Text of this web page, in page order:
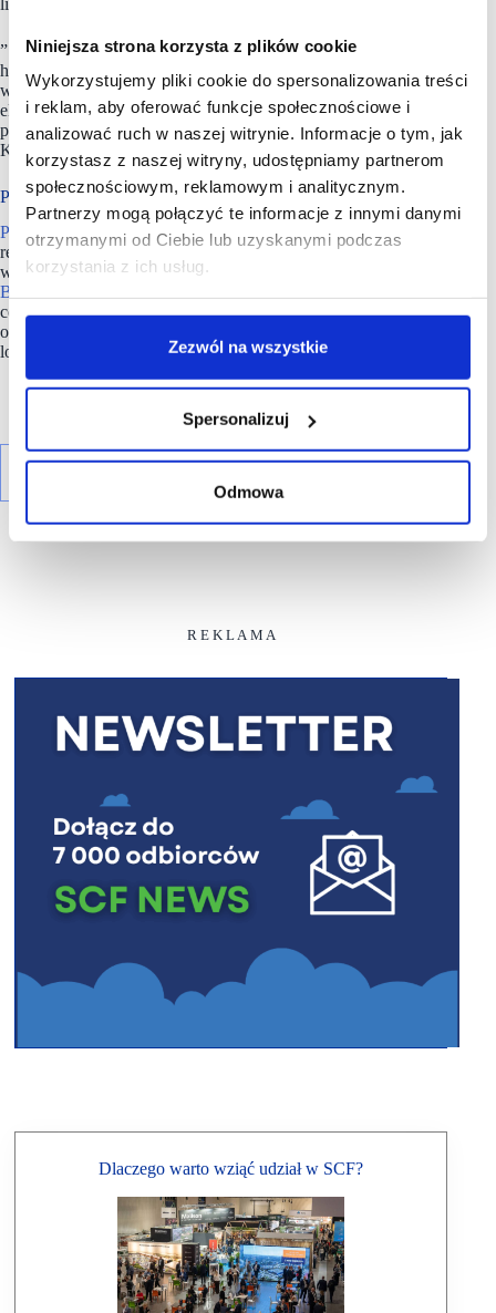
Niniejsza strona korzysta z plików cookie
Wykorzystujemy pliki cookie do spersonalizowania treści
i reklam, aby oferować funkcje społecznościowe i
analizować ruch w naszej witrynie. Informacje o tym, jak
korzystasz z naszej witryny, udostępniamy partnerom
społecznościowym, reklamowym i analitycznym.
Partnerzy mogą połączyć te informacje z innymi danymi
otrzymanymi od Ciebie lub uzyskanymi podczas
korzystania z ich usług.
Zezwól na wszystkie
Spersonalizuj
Odmowa
” Rekordowe wyniki Kraków Airport wymagają infrastruktury
handlowej najwyższej klasy. Nowy sklep Baltony doskonale
wpisuje się w naszą strategię rozwoju, której istotnym
elementem jest budowanie pozytywnych doświadczeń
pasażerów” – podkreśla Łukasz Strutyński, Prezes Zarządu
Kraków Airport.
PHZ Baltona ma portfolio ponad 60 lokalizacji
PHZ Baltona S.A.
to wiodący operator polskiego rynku travel
retail, oferujący zróżnicowane portfolio produktów i usług
w ponad 60 punktach handlowych w Polsce, Rumunii i Francji.
Baltona
convenience, butikami z markowymi akcesoriami
oraz punktami gastronomicznymi na najważniejszych
lotniskach i dworcach kolejowych.
R E K L A M A
Dlaczego warto wziąć udział w SCF?